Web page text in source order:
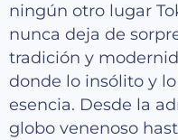
ningún otro lugar
nunca deja de
tradición y
donde lo insólito y
esencia. Desde la
globo venenoso